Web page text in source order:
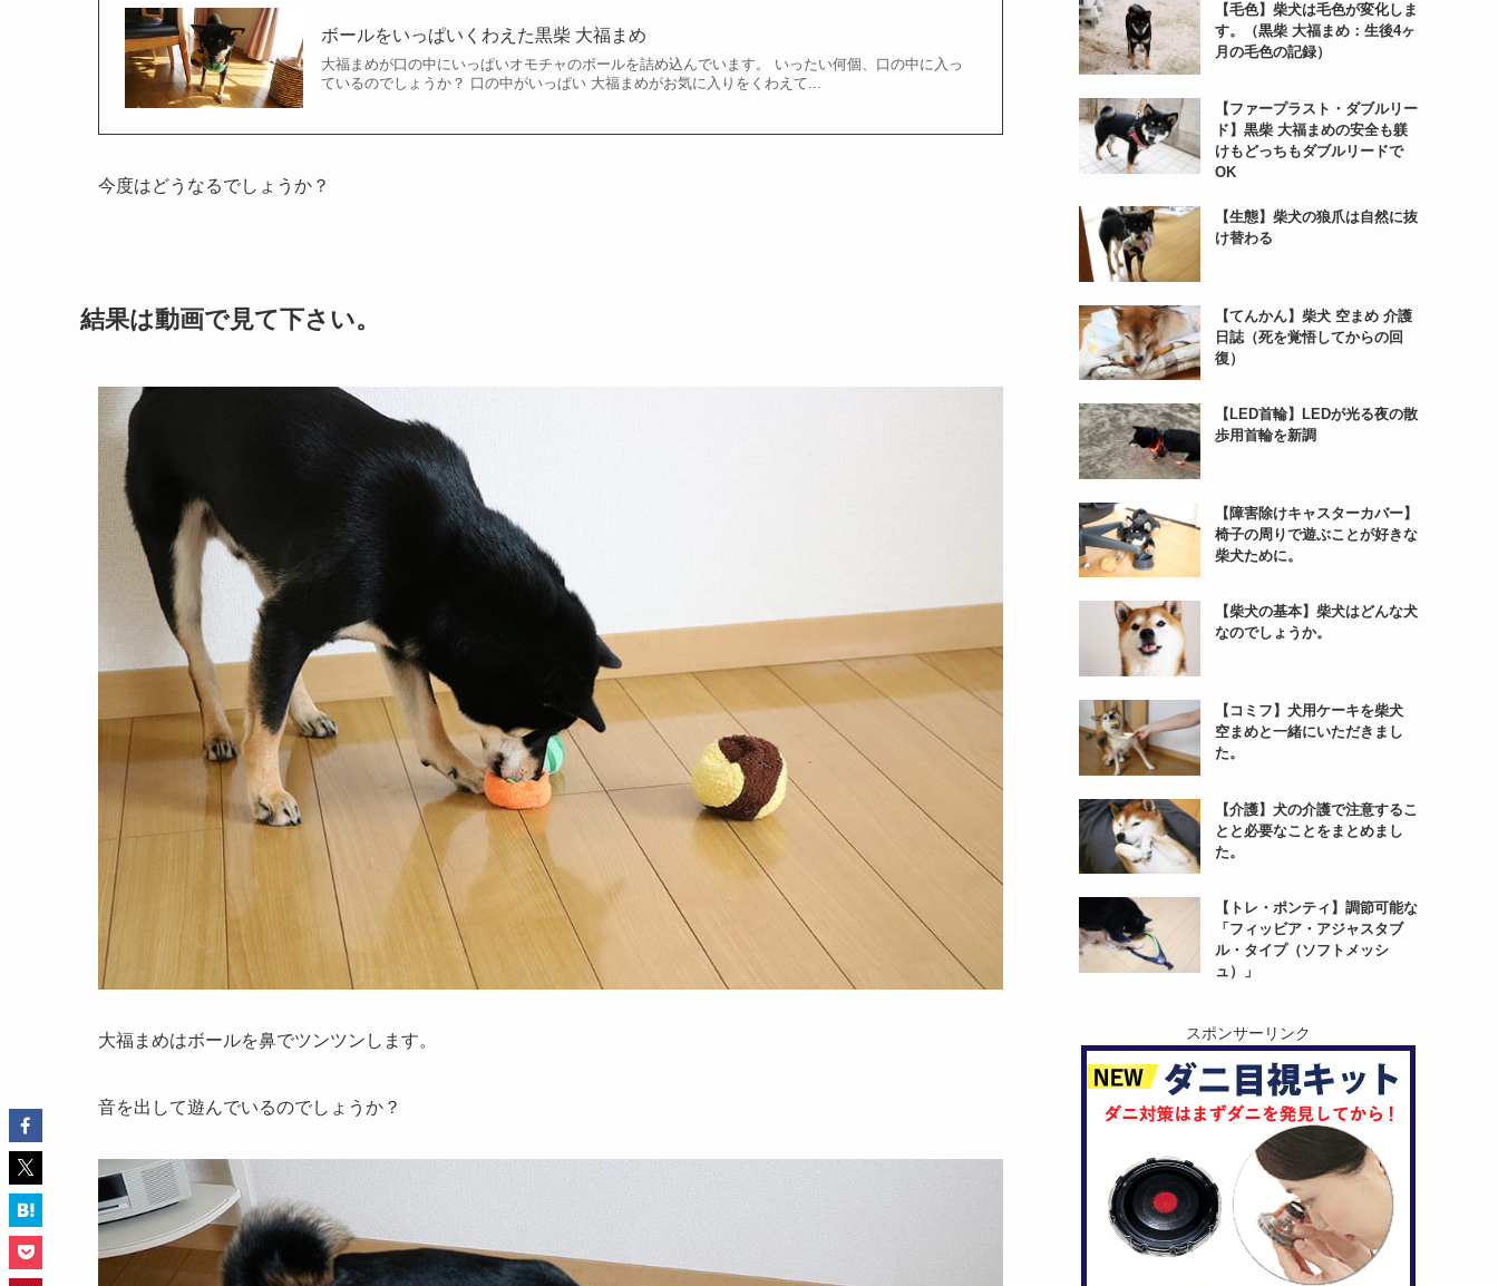
ボールをいっぱいくわえた黒柴 大福まめ
大福まめが口の中にいっぱいオモチャのボールを詰め込んでいます。 いったい何個、口の中に入っ
ているのでしょうか？ 口の中がいっぱい 大福まめがお気に入りをくわえて...
今度はどうなるでしょうか？
結果は動画で見て下さい。
大福まめはボールを鼻でツンツンします。
音を出して遊んでいるのでしょうか？
【毛色】柴犬は毛色が変化しま
す。（黒柴 大福まめ：生後4ヶ
月の毛色の記録）
【ファープラスト・ダブルリー
ド】黒柴 大福まめの安全も躾
けもどっちもダブルリードで
OK
【生態】柴犬の狼爪は自然に抜
け替わる
【てんかん】柴犬 空まめ 介護
日誌（死を覚悟してからの回
復）
【LED首輪】LEDが光る夜の散
歩用首輪を新調
【障害除けキャスターカバー】
椅子の周りで遊ぶことが好きな
柴犬ために。
【柴犬の基本】柴犬はどんな犬
なのでしょうか。
【コミフ】犬用ケーキを柴犬
空まめと一緒にいただきまし
た。
【介護】犬の介護で注意するこ
とと必要なことをまとめまし
た。
【トレ・ポンティ】調節可能な
「フィッビア・アジャスタブ
ル・タイプ（ソフトメッシ
ュ）」
スポンサーリンク